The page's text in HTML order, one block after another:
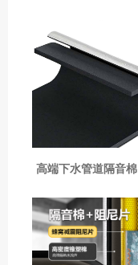
高端下水管道隔音棉